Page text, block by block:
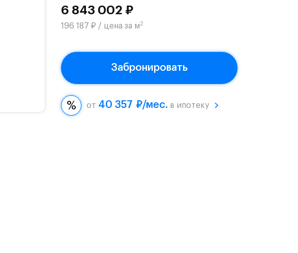
6 843 002 ₽
196 187 ₽ / цена за м2
Забронировать
от 40 357 ₽/мес. в ипотеку